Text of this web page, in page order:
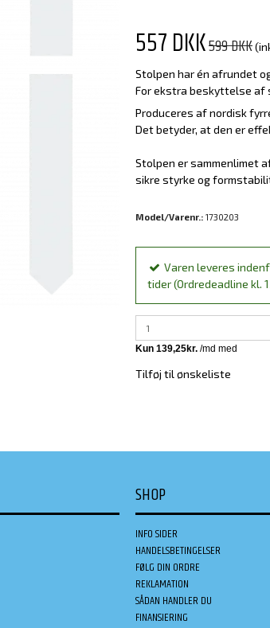
557 DKK599 DKK
Stolpen har én afrundet
For ekstra beskyttelse
Produceres af nordisk
Det betyder, at den er
Stolpen er sammenlimet
sikre styrke og
Model/Varenr.: 1730203
Varen leveres
tider (Ordredeadline kl.
Tilføj til ønskeliste
SHOP
INFO SIDER
HANDELSBETINGELSER
FØLG DIN ORDRE
REKLAMATION
SÅDAN HANDLER DU
FINANSIERING